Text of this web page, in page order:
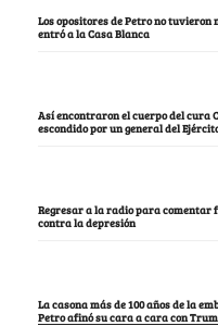
Los opositores de Petro no
entró a la Casa Blanca
Así encontraron el cuerpo del cura
escondido por un general del
Regresar a la radio para comentar
contra la depresión
La casona más de 100 años de la
Petro afinó su cara a cara con